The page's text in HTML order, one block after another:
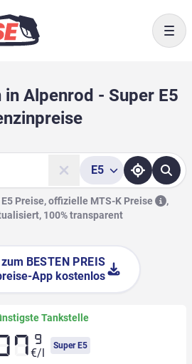
in Alpenrod - Super E5
E5
Preise, offizielle MTS-K Preise
,
100% transparent
BESTEN PREIS
App kostenlos
Tankstelle
9
€/l
Super E5